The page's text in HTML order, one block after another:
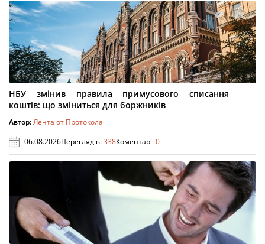
НБУ змінив правила примусового списання
коштів: що зміниться для боржників
Автор:Лента от Протокола
06.08.2026Переглядів:338Коментарі:0